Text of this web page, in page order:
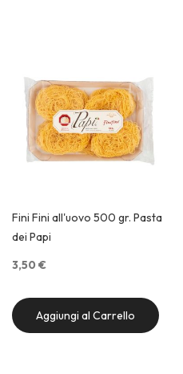
Fini Fini all'uovo 500 gr. Pasta
dei Papi
3,50 €
Aggiungi al Carrello